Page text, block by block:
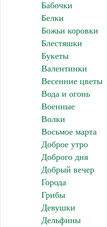
Бабочки
Белки
Божьи коровки
Блестяшки
Букеты
Валентинки
Весенние цветы
Вода и огонь
Военные
Волки
Восьмое марта
Доброе утро
Доброго дня
Добрый вечер
Города
Грибы
Девушки
Дельфины